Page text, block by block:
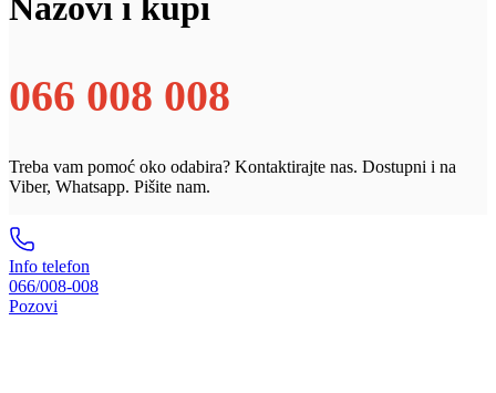
066 008 008
Treba vam pomoć oko odabira? Kontaktirajte nas. Dostupni i na
Viber, Whatsapp. Pišite nam.
Info telefon
066/008-008
Pozovi